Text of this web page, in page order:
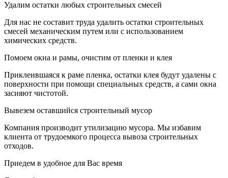
Удалим остатки любых строительных смесей
Для нас не составит труда удалить остатки строительных
смесей механическим путем или с использованием
химических средств.
Помоем окна и рамы, очистим от пленки и клея
Приклеившаяся к раме пленка, остатки клея будут удалены с
поверхности при помощи специальных средств, а сами окна
засияют чистотой.
Вывезем оставшийся строительный мусор
Компания производит утилизацию мусора. Мы избавим
клиента от трудоемкого процесса вывоза строительных
отходов.
Приедем в удобное для Вас время